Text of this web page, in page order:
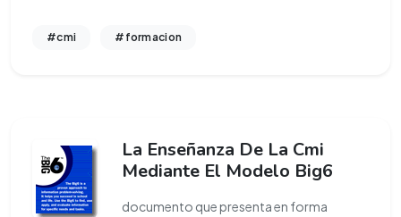
#cmi #formacion
La Enseñanza De La Cmi
Mediante El Modelo Big6
documento que presenta en forma